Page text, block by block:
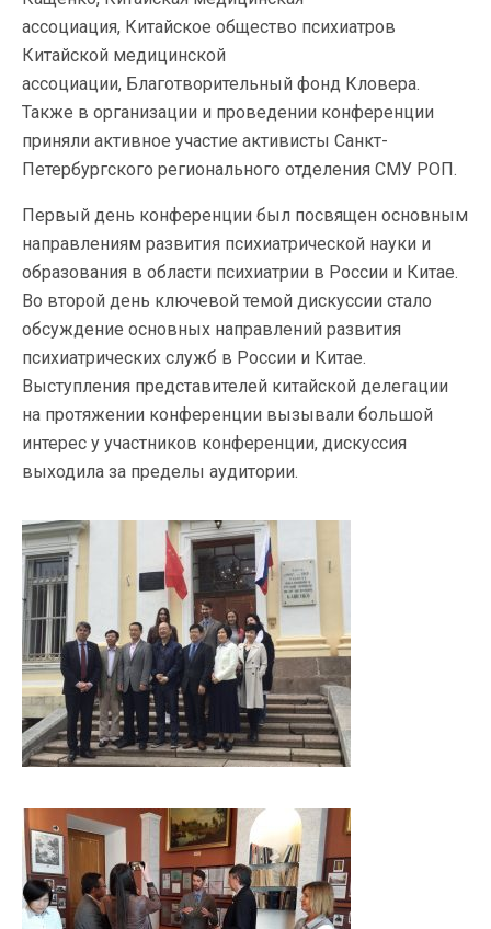
ассоциация, Китайское общество психиатров
Китайской медицинской
ассоциации, Благотворительный фонд Кловера.
Также в организации и проведении конференции
приняли активное участие активисты Санкт-
Петербургского регионального отделения СМУ РОП.
Первый день конференции был посвящен основным
направлениям развития психиатрической науки и
образования в области психиатрии в России и Китае.
Во второй день ключевой темой дискуссии стало
обсуждение основных направлений развития
психиатрических служб в России и Китае.
Выступления представителей китайской делегации
на протяжении конференции вызывали большой
интерес у участников конференции, дискуссия
выходила за пределы аудитории.